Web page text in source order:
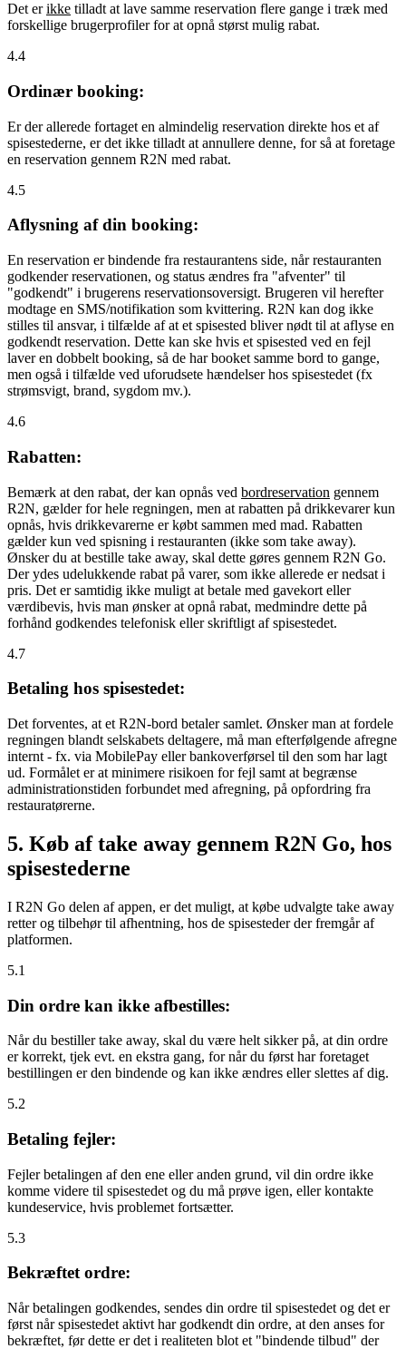
Det erikke tilladt at lave samme reservation flere gange i træk med
forskellige brugerprofiler for at opnå størst mulig rabat.
4.4
Ordinær booking:
Er der allerede fortaget en almindelig reservation direkte hos et af
spisestederne, er det ikke tilladt at annullere denne, for så at foretage
en reservation gennem R2N med rabat.
4.5
Aflysning af din booking:
En reservation er bindende fra restaurantens side, når restauranten
godkender reservationen, og status ændres fra "afventer" til
"godkendt" i brugerens reservationsoversigt. Brugeren vil herefter
modtage en SMS/notifikation som kvittering. R2N kan dog ikke
stilles til ansvar, i tilfælde af at et spisested bliver nødt til at aflyse en
godkendt reservation. Dette kan ske hvis et spisested ved en fejl
laver en dobbelt booking, så de har booket samme bord to gange,
men også i tilfælde ved uforudsete hændelser hos spisestedet (fx
strømsvigt, brand, sygdom mv.).
4.6
Rabatten:
Bemærk at den rabat, der kan opnås ved bordreservation gennem
R2N, gælder for hele regningen, men at rabatten på drikkevarer kun
opnås, hvis drikkevarerne er købt sammen med mad. Rabatten
gælder kun ved spisning i restauranten (ikke som take away).
Ønsker du at bestille take away, skal dette gøres gennem R2N Go.
Der ydes udelukkende rabat på varer, som ikke allerede er nedsat i
pris. Det er samtidig ikke muligt at betale med gavekort eller
værdibevis, hvis man ønsker at opnå rabat, medmindre dette på
forhånd godkendes telefonisk eller skriftligt af spisestedet.
4.7
Betaling hos spisestedet:
Det forventes, at et R2N-bord betaler samlet. Ønsker man at fordele
regningen blandt selskabets deltagere, må man efterfølgende afregne
internt - fx. via MobilePay eller bankoverførsel til den som har lagt
ud. Formålet er at minimere risikoen for fejl samt at begrænse
administrationstiden forbundet med afregning, på opfordring fra
restauratørerne.
5. Køb af take away gennem R2N Go, hos
spisestederne
I R2N Go delen af appen, er det muligt, at købe udvalgte take away
retter og tilbehør til afhentning, hos de spisesteder der fremgår af
platformen.
5.1
Din ordre kan ikke afbestilles:
Når du bestiller take away, skal du være helt sikker på, at din ordre
er korrekt, tjek evt. en ekstra gang, for når du først har foretaget
bestillingen er den bindende og kan ikke ændres eller slettes af dig.
5.2
Betaling fejler:
Fejler betalingen af den ene eller anden grund, vil din ordre ikke
komme videre til spisestedet og du må prøve igen, eller kontakte
kundeservice, hvis problemet fortsætter.
5.3
Bekræftet ordre:
Når betalingen godkendes, sendes din ordre til spisestedet og det er
først når spisestedet aktivt har godkendt din ordre, at den anses for
bekræftet, før dette er det i realiteten blot et "bindende tilbud" der